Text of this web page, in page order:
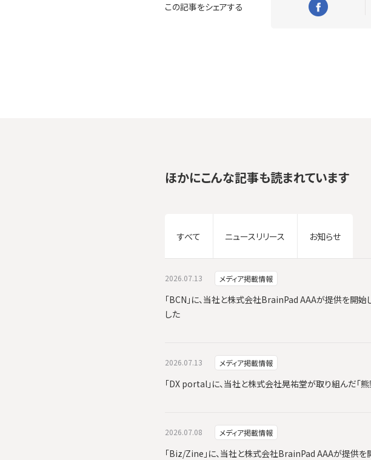
この記事をシェアする
ほかにこんな記事も読まれています
すべて ニュースリリース お知らせ
2026.07.13 メディア掲載情報
「BCN」に、当社と株式会社BrainPad AAAが提供を開
した
2026.07.13 メディア掲載情報
「DX portal」に、当社と株式会社晃祐堂が取り組んだ
2026.07.08 メディア掲載情報
「Biz/Zine」に、当社と株式会社BrainPad AAAが提供